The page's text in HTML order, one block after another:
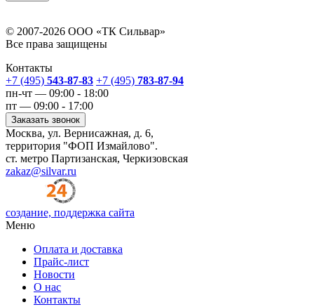
© 2007-2026 ООО «ТК Сильвар»
Все права защищены
Контакты
+7 (495) 543-87-83 +7 (495) 783-87-94
пн-чт — 09:00 - 18:00
пт — 09:00 - 17:00
Заказать звонок
Москва, ул. Вернисажная, д. 6,
территория "ФОП Измайлово".
ст. метро Партизанская, Черкизовская
zakaz@silvar.ru
создание, поддержка сайта
Меню
Оплата и доставка
Прайс-лист
Новости
О нас
Контакты